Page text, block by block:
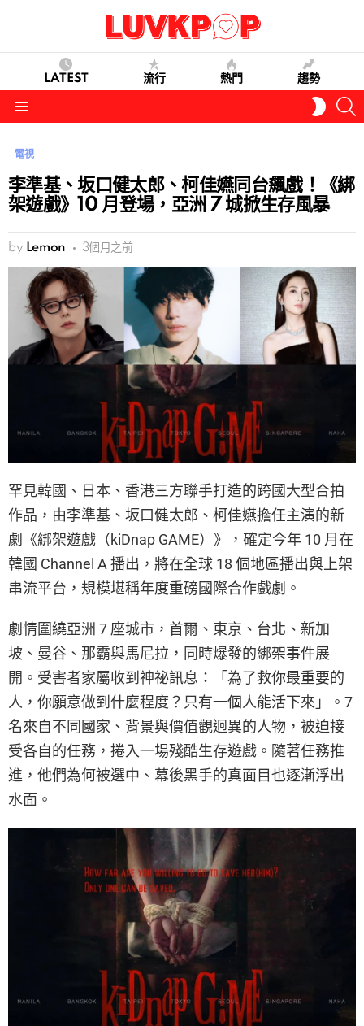
LATEST 流行 熱門 趨勢
SKIN
電視
李準基、坂口健太郎、柯佳嬿同台飆戲！《綁
架遊戲》10 月登場，亞洲 7 城掀生存風暴
by Lemon 3個月之前
罕見韓國、日本、香港三方聯手打造的跨國大型合拍
作品，由李準基、坂口健太郎、柯佳嬿擔任主演的新
劇《綁架遊戲（kiDnap GAME）》，確定今年 10 月在
韓國 Channel A 播出，將在全球 18 個地區播出與上架
串流平台，規模堪稱年度重磅國際合作戲劇。
劇情圍繞亞洲 7 座城市，首爾、東京、台北、新加
坡、曼谷、那霸與馬尼拉，同時爆發的綁架事件展
開。受害者家屬收到神祕訊息：「為了救你最重要的
人，你願意做到什麼程度？只有一個人能活下來」。7
名來自不同國家、背景與價值觀迥異的人物，被迫接
受各自的任務，捲入一場殘酷生存遊戲。隨著任務推
進，他們為何被選中、幕後黑手的真面目也逐漸浮出
水面。